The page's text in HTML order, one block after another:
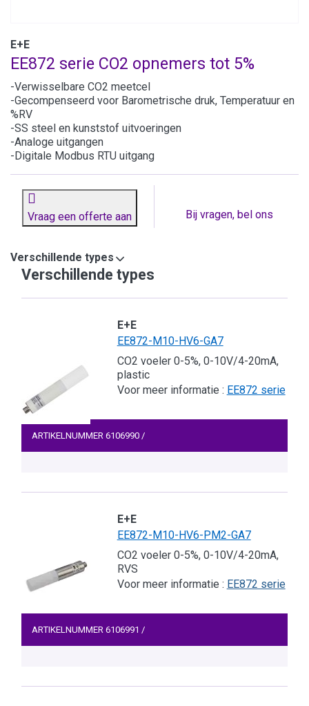
E+E
EE872 serie CO2 opnemers tot 5%
-Verwisselbare CO2 meetcel
-Gecompenseerd voor Barometrische druk, Temperatuur en
%RV
-SS steel en kunststof uitvoeringen
-Analoge uitgangen
-Digitale Modbus RTU uitgang
Vraag een offerte aan Bij vragen, bel ons
Verschillende types
Verschillende types
E+E
EE872-M10-HV6-GA7
CO2 voeler 0-5%, 0-10V/4-20mA,
plastic
Voor meer informatie : EE872 serie
ARTIKELNUMMER 6106990 /
E+E
EE872-M10-HV6-PM2-GA7
CO2 voeler 0-5%, 0-10V/4-20mA,
RVS
Voor meer informatie : EE872 serie
ARTIKELNUMMER 6106991 /